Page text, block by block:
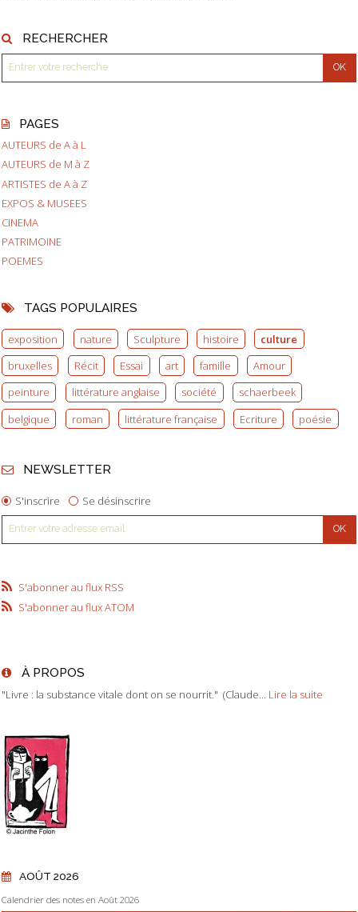
RECHERCHER
PAGES
AUTEURS de A à L
AUTEURS de M à Z
ARTISTES de A à Z
EXPOS & MUSEES
CINEMA
PATRIMOINE
POEMES
TAGS POPULAIRES
exposition nature Sculpture histoire
culture
bruxelles
Récit Essai art famille
Amour
peinture
littérature anglaise société
schaerbeek
belgique
roman littérature française Ecriture poésie
NEWSLETTER
S'inscrire Se désinscrire
S'abonner au flux RSS
S'abonner au flux ATOM
À PROPOS
"Livre : la substance vitale dont on se nourrit." (Claude... Lire la suite
AOÛT 2026
Calendrier des notes en Août 2026